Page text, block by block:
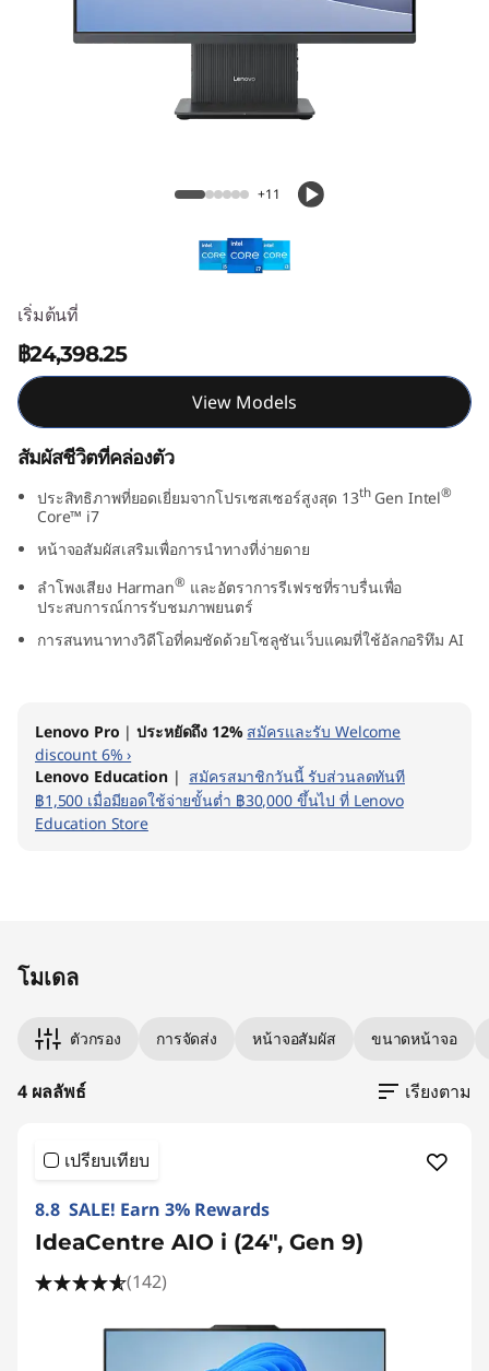
4
n
e
+11
เริ่มต้นที่
฿24,398.25
View Models
สัมผัสชีวิตที่คล่องตัว
ประสิทธิภาพที่ยอดเยี่ยมจากโปรเซสเซอร์สูงสุด 13thGen Intel®
Core™ i7
หน้าจอสัมผัสเสริมเพื่อการนำทางที่ง่ายดาย
ลำโพงเสียง Harman® และอัตราการรีเฟรชที่ราบรื่นเพื่อ
ประสบการณ์การรับชมภาพยนตร์
การสนทนาทางวิดีโอที่คมชัดด้วยโซลูชันเว็บแคมที่ใช้อัลกอริทึม AI
Lenovo Pro |ประหยัดถึง 12% สมัครและรับ Welcome
discount 6% ›
Lenovo Education| สมัครสมาชิกวันนี้ รับส่วนลดทันที
฿1,500 เมื่อมียอดใช้จ่ายขั้นต่ำ ฿30,000 ขึ้นไป ที่ Lenovo
Education Store
โมเดล
ตัวกรอง การจัดส่ง หน้าจอสัมผัส ขนาดหน้าจอ
4 ผลลัพธ์ เรียงตาม
เปรียบเทียบ
8.8 SALE! Earn 3% Rewards
IdeaCentre AIO i (24", Gen 9)
(142)